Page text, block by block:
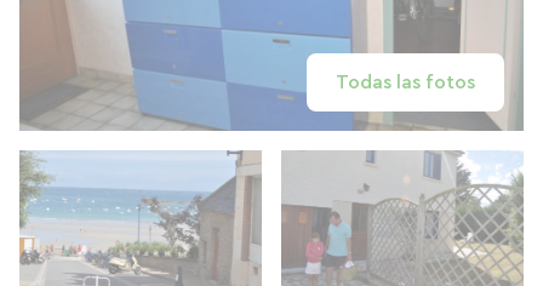
Todas las fotos